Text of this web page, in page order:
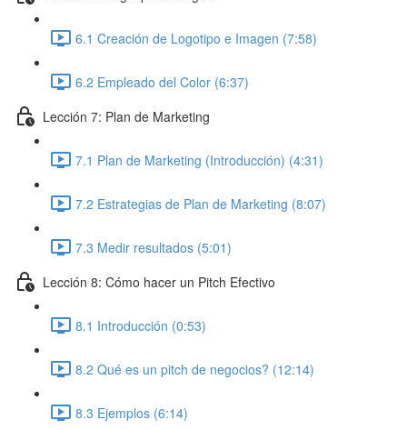
6.1 Creación de Logotipo e Imagen (7:58)
6.2 Empleado del Color (6:37)
Lección 7: Plan de Marketing
7.1 Plan de Marketing (Introducción) (4:31)
7.2 Estrategias de Plan de Marketing (8:07)
7.3 Medir resultados (5:01)
Lección 8: Cómo hacer un Pitch Efectivo
8.1 Introducción (0:53)
8.2 Qué es un pitch de negocios? (12:14)
8.3 Ejemplos (6:14)